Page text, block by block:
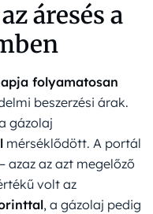
áresés a
folyamatosan
beszerzési árak.
gázolaj
mérséklődött. A portál
azaz az azt megelőző
volt az
, a gázolaj pedig